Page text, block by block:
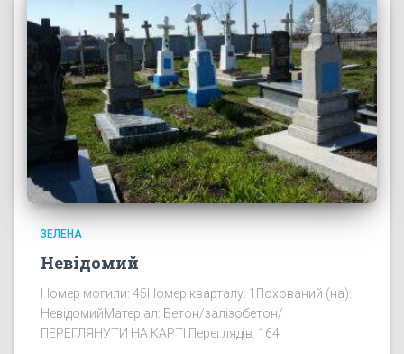
ЗЕЛЕНА
Невідомий
Номер могили: 45Номер кварталу: 1Похований (на):
НевідомийМатеріал: Бетон/залізобетон/
ПЕРЕГЛЯНУТИ НА КАРТІ Переглядів: 164